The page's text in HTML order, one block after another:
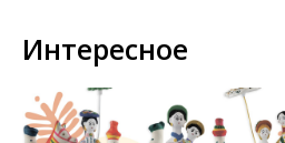
Интересное